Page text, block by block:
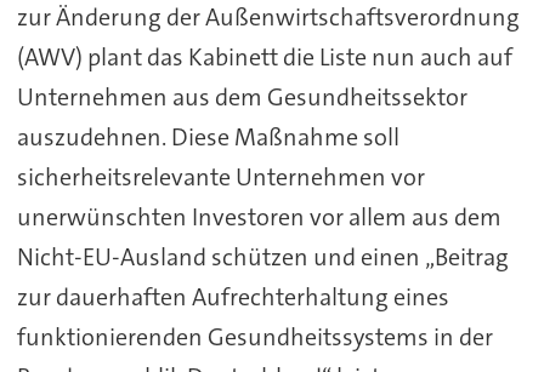
zur Änderung der Außenwirtschaftsverordnung
(AWV) plant das Kabinett die Liste nun auch auf
Unternehmen aus dem Gesundheitssektor
auszudehnen. Diese Maßnahme soll
sicherheitsrelevante Unternehmen vor
unerwünschten Investoren vor allem aus dem
Nicht-EU-Ausland schützen und einen „Beitrag
zur dauerhaften Aufrechterhaltung eines
funktionierenden Gesundheitssystems in der